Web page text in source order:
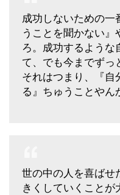
成功しないための一
うことを聞かない
ろ。成功するような
て、でも今までずっ
それはつまり、『自
る』ちゅうことやん
世の中の人を喜ばせ
きくしていくことが